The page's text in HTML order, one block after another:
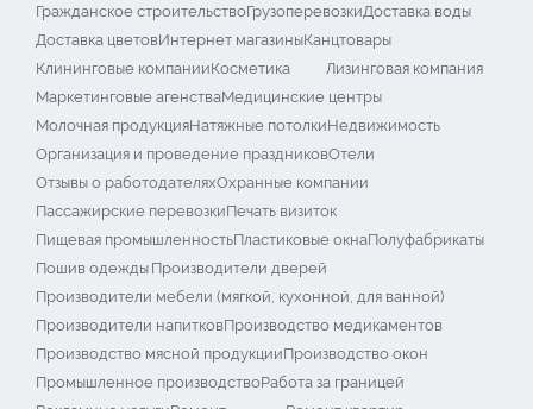
Гражданское строительствоГрузоперевозкиДоставка воды
Доставка цветовИнтернет магазиныКанцтовары
Клининговые компанииКосметика
Лизинговая компания
Маркетинговые агенстваМедицинские центры
Молочная продукцияНатяжные потолкиНедвижимость
Организация и проведение праздниковОтели
Отзывы о работодателяхОхранные компании
Пассажирские перевозкиПечать визиток
Пищевая промышленностьПластиковые окнаПолуфабрикаты
Пошив одежды Производители дверей
Производители мебели (мягкой, кухонной, для ванной)
Производители напитковПроизводство медикаментов
Производство мясной продукцииПроизводство окон
Промышленное производствоРабота за границей